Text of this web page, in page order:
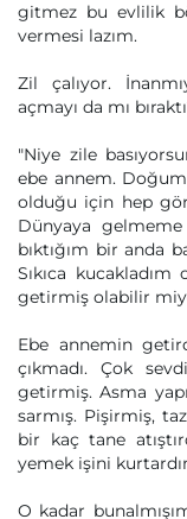
gitmez bu evlilik
vermesi lazım.
Zil çalıyor.
açmayı da mı
"Niye zile
ebe annem.
olduğu için hep
Dünyaya
bıktığım bir anda
Sıkıca
getirmiş olabilir
Ebe annemin
çıkmadı. Çok
getirmiş. Asma
sarmış. Pişirmiş,
bir kaç tane
yemek işini
O kadar